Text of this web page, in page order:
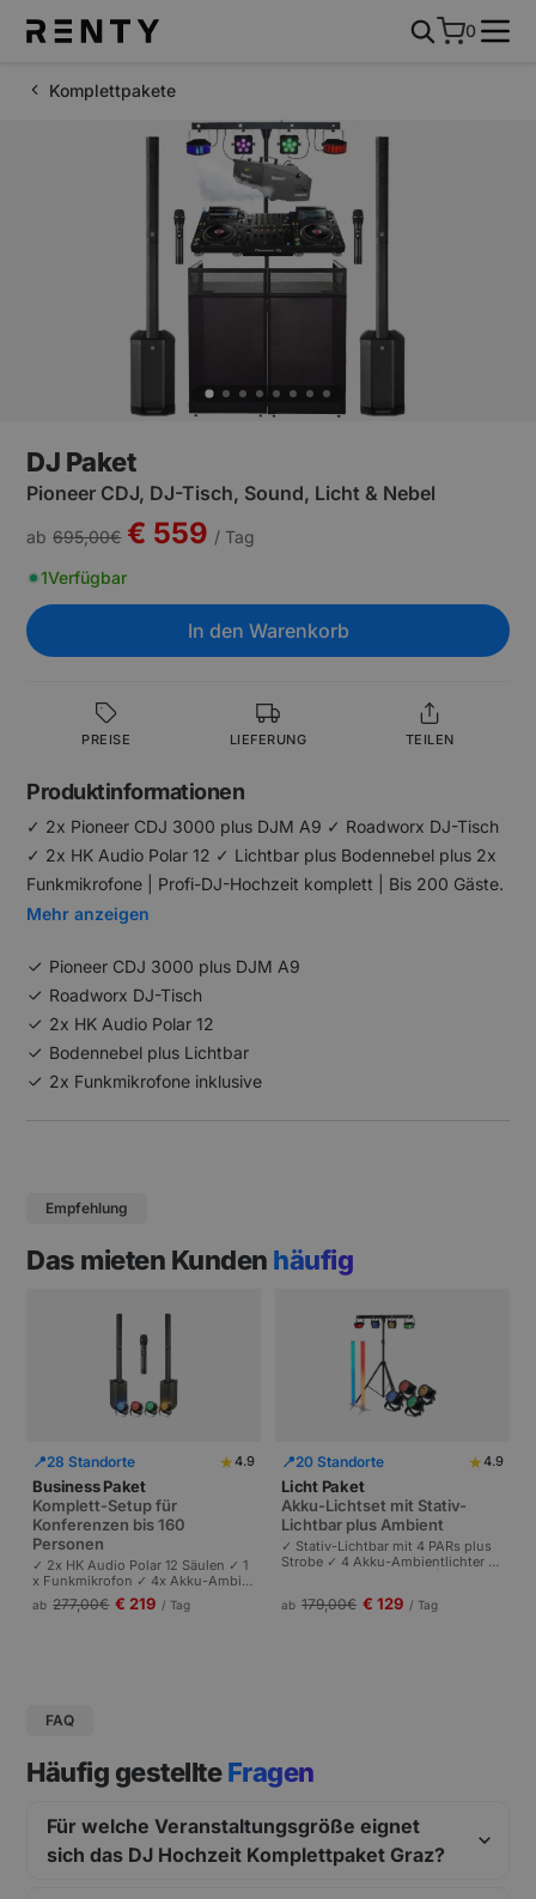
0
Komplettpakete
DJ Paket
Pioneer CDJ, DJ-Tisch, Sound, Licht & Nebel
ab 695,00€ € 559 / Tag
1Verfügbar
In den Warenkorb
PREISE LIEFERUNG TEILEN
Produktinformationen
✓ 2x Pioneer CDJ 3000 plus DJM A9 ✓ Roadworx DJ-Tisch
✓ 2x HK Audio Polar 12 ✓ Lichtbar plus Bodennebel plus 2x
Funkmikrofone | Profi-DJ-Hochzeit komplett | Bis 200 Gäste.
Mehr anzeigen
Pioneer CDJ 3000 plus DJM A9
Roadworx DJ-Tisch
2x HK Audio Polar 12
Bodennebel plus Lichtbar
2x Funkmikrofone inklusive
Empfehlung
Das mieten Kunden häufig
📍28 Standorte ★4.9
Business Paket
Komplett-Setup für
Konferenzen bis 160
Personen
✓ 2x HK Audio Polar 12 Säulen ✓ 1
x Funkmikrofon ✓ 4x Akku-Ambie
ntlichter | Komplettes Setup für Ta
gungen und Pressekonferenzen |
ab 277,00€ € 219 / Tag
📍20 Standorte ★4.9
Licht Paket
Akku-Lichtset mit Stativ-
Lichtbar plus Ambient
✓ Stativ-Lichtbar mit 4 PARs plus
Strobe ✓ 4 Akku-Ambientlichter ✓
ersonen.
ab 179,00€ € 129 / Tag
FAQ
Häufig gestellteFragen
Für welche Veranstaltungsgröße eignet
sich das DJ Hochzeit Komplettpaket Graz?